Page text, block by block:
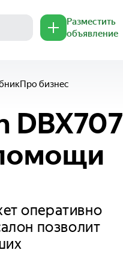
Разместить
объявление
Про бизнес
DBX707
оперативно
позволит